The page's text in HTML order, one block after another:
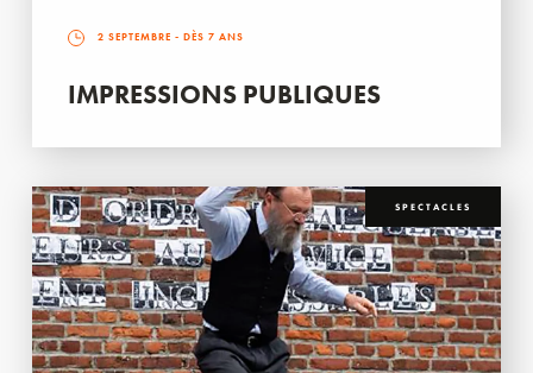
2 SEPTEMBRE - DÈS 7 ANS
IMPRESSIONS PUBLIQUES
SPECTACLES